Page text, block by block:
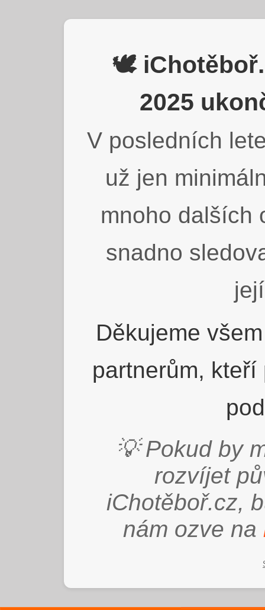
🕊️
2025
V posledních
už jen
mnoho dalších
snadno
Děkujeme
partnerům,
💡 Pokud by
rozvíjet
iChotěboř.cz,
nám ozve na